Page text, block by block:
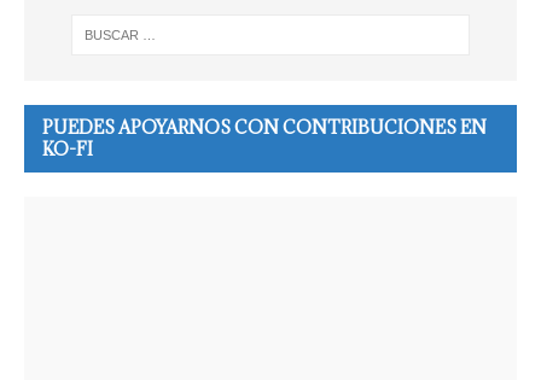
PUEDES APOYARNOS CON CONTRIBUCIONES EN
KO-FI